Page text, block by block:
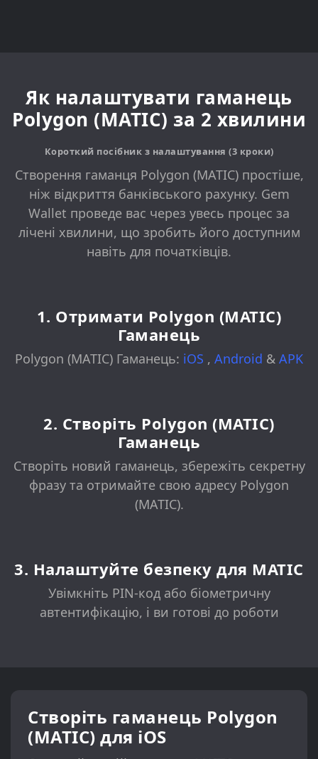
Як налаштувати гаманець
Polygon (MATIC) за 2 хвилини
Короткий посібник з налаштування (3 кроки)
Створення гаманця Polygon (MATIC) простіше,
ніж відкриття банківського рахунку. Gem
Wallet проведе вас через увесь процес за
лічені хвилини, що зробить його доступним
навіть для початківців.
1. Отримати Polygon (MATIC)
Гаманець
Polygon (MATIC) Гаманець: iOS , Android & APK
2. Створіть Polygon (MATIC)
Гаманець
Створіть новий гаманець, збережіть секретну
фразу та отримайте свою адресу Polygon
(MATIC).
3. Налаштуйте безпеку для MATIC
Увімкніть PIN-код або біометричну
автентифікацію, і ви готові до роботи
Створіть гаманець Polygon
(MATIC) для iOS